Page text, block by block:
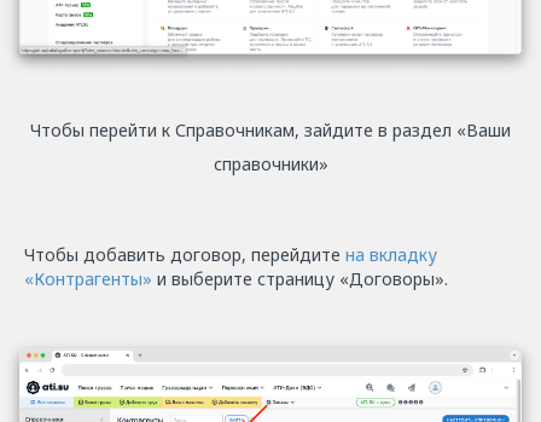
Чтобы перейти к Справочникам, зайдите в раздел «Ваши
справочники»
Чтобы добавить договор, перейдите на вкладку
«Контрагенты» и выберите страницу «Договоры».